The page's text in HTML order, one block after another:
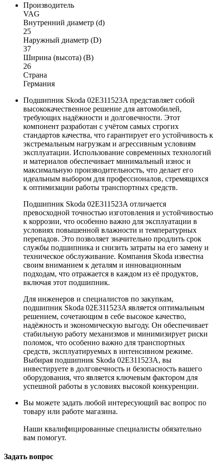
Производитель
VAG
Внутренний диаметр (d)
25
Наружный диаметр (D)
37
Ширина (высота) (B)
26
Страна
Германия
Подшипник Skoda 02E311523A представляет собой
высококачественное решение для автомобилей,
требующих надёжности и долговечности. Этот
компонент разработан с учётом самых строгих
стандартов качества, что гарантирует его устойчивость к
экстремальным нагрузкам и агрессивным условиям
эксплуатации. Использование современных технологий
и материалов обеспечивает минимальный износ и
максимальную производительность, что делает его
идеальным выбором для профессионалов, стремящихся
к оптимизации работы транспортных средств.
Подшипник Skoda 02E311523A отличается
превосходной точностью изготовления и устойчивостью
к коррозии, что особенно важно для эксплуатации в
условиях повышенной влажности и температурных
перепадов. Это позволяет значительно продлить срок
службы подшипника и снизить затраты на его замену и
техническое обслуживание. Компания Skoda известна
своим вниманием к деталям и инновационным
подходам, что отражается в каждом из её продуктов,
включая этот подшипник.
Для инженеров и специалистов по закупкам,
подшипник Skoda 02E311523A является оптимальным
решением, сочетающим в себе высокое качество,
надёжность и экономическую выгоду. Он обеспечивает
стабильную работу механизмов и минимизирует риски
поломок, что особенно важно для транспортных
средств, эксплуатируемых в интенсивном режиме.
Выбирая подшипник Skoda 02E311523A, вы
инвестируете в долговечность и безопасность вашего
оборудования, что является ключевым фактором для
успешной работы в условиях высокой конкуренции.
Вы можете задать любой интересующий вас вопрос по
товару или работе магазина.
Наши квалифицированные специалисты обязательно
вам помогут.
Задать вопрос